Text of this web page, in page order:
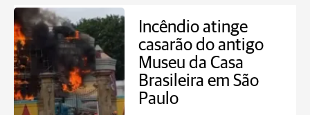
Incêndio atinge
casarão do antigo
Museu da Casa
Brasileira em São
Paulo